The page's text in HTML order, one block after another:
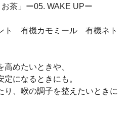
茶」ー05. WAKE UPー
ト 有機カモミール 有機ネト
めたいときや、
になるときにも。
り、喉の調子を整えたいときに